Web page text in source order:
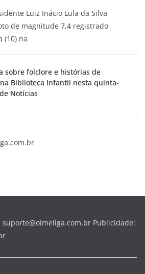
Luiz Inácio Lula da Silva
de magnitude 7,4 registrado
(10) na
sobre folclore e histórias de
Biblioteca Infantil nesta quinta-
Notícias
suporte@oimeliga.com.br Publicidade: